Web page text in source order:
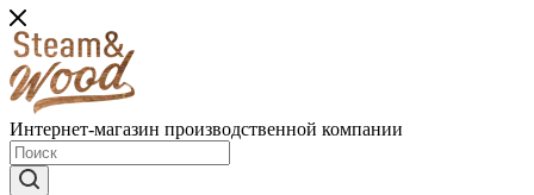
Интернет-магазин производственной компании